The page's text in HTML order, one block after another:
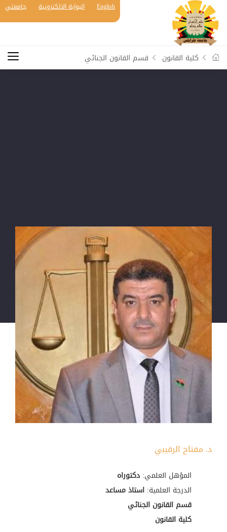
English البوابة الالكترونية جامعتي
كلية القانون قسم القانون الجنائي
د. مفتاح الرقيبي
المؤهل العلمي: دكتوراه
الدرجة العلمية: استاذ مساعد
قسم القانون الجنائي
كلية القانون